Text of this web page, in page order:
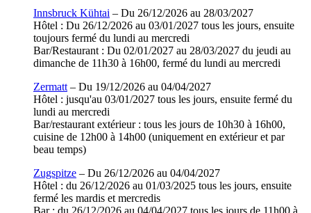
Innsbruck Kühtai – Du 26/12/2026 au 28/03/2027
Hôtel : Du 26/12/2026 au 03/01/2027 tous les jours, ensuite
toujours fermé du lundi au mercredi
Bar/Restaurant : Du 02/01/2027 au 28/03/2027 du jeudi au
dimanche de 11h30 à 16h00, fermé du lundi au mercredi
Zermatt – Du 19/12/2026 au 04/04/2027
Hôtel : jusqu'au 03/01/2027 tous les jours, ensuite fermé du
lundi au mercredi
Bar/restaurant extérieur : tous les jours de 10h30 à 16h00,
cuisine de 12h00 à 14h00 (uniquement en extérieur et par
beau temps)
Zugspitze – Du 26/12/2026 au 04/04/2027
Hôtel : du 26/12/2026 au 01/03/2025 tous les jours, ensuite
fermé les mardis et mercredis
Bar : du 26/12/2026 au 04/04/2027 tous les jours de 11h00 à